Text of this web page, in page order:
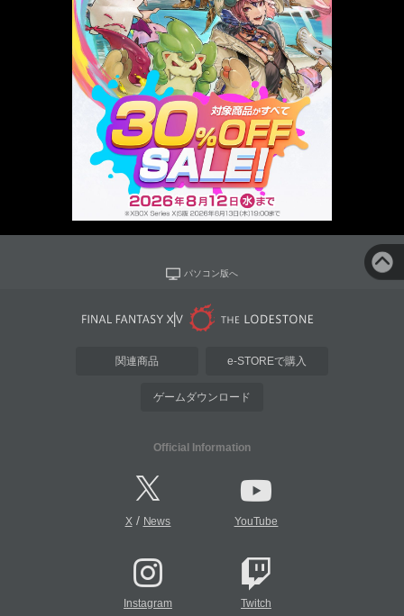
パソコン版へ
関連商品 e-STOREで購入
ゲームダウンロード
Official Information
X/ News YouTube
Instagram Twitch